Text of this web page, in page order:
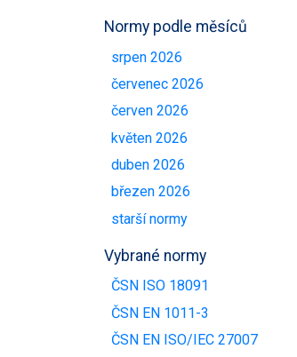
Normy podle měsíců
srpen 2026
červenec 2026
červen 2026
květen 2026
duben 2026
březen 2026
starší normy
Vybrané normy
ČSN ISO 18091
ČSN EN 1011-3
ČSN EN ISO/IEC 27007